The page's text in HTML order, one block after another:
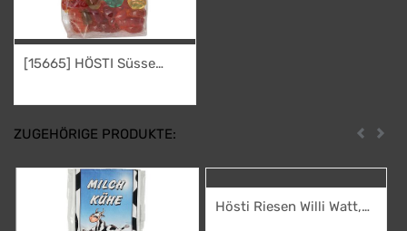
[15665] HÖSTI Süsse
ZUGEHÖRIGE PRODUKTE: Zurück
Hösti Riesen Willi Watt,